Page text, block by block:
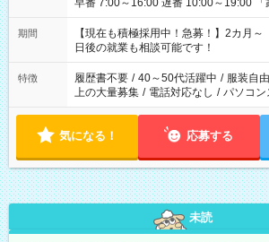
早番 7:00～16:00 遅番 10:00～19:00 「家族と休みを合わせた
い」 「余裕を持って夕飯の準備がした
たくない」 など、ご希望を教えてくださいね。 ※W
の方へ 今ご覧のお仕事で希望する勤務
の勤務時間。 合計で週40時間を超える
期間
【現在も積極採用中！急募！】2カ月
日後の就業も相談可能です！
特徴 履歴書不要 / 40～50代活躍中 / 服装自由
上の大量募集 / 電話対応なし / パソコン
気になる！ 応募する
未読